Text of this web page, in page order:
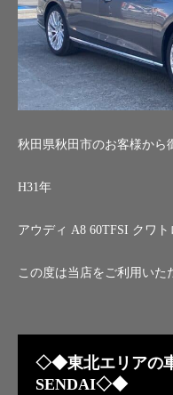
秋田県秋田市のお客様から
H31年
アウディ A8 60TFSI クワト
この度は当店をご利用いた
◇◆東北エリアの
SENDAI◇◆